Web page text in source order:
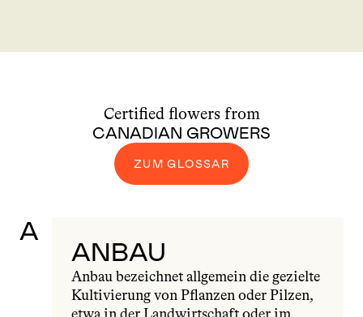
Certified flowers from
CANADIAN GROWERS
ZUM GLOSSAR
A
ANBAU
Anbau bezeichnet allgemein die gezielte
Kultivierung von Pflanzen oder Pilzen,